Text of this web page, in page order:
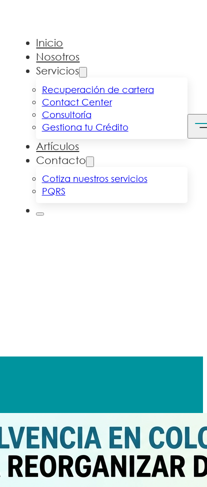
Inicio
Nosotros
Servicios
Recuperación de cartera
Contact Center
Consultoría
Gestiona tu Crédito
Artículos
Contacto
Cotiza nuestros servicios
PQRS